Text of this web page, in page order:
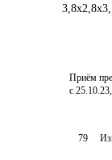
3,8x2,8x
Приём
с
79